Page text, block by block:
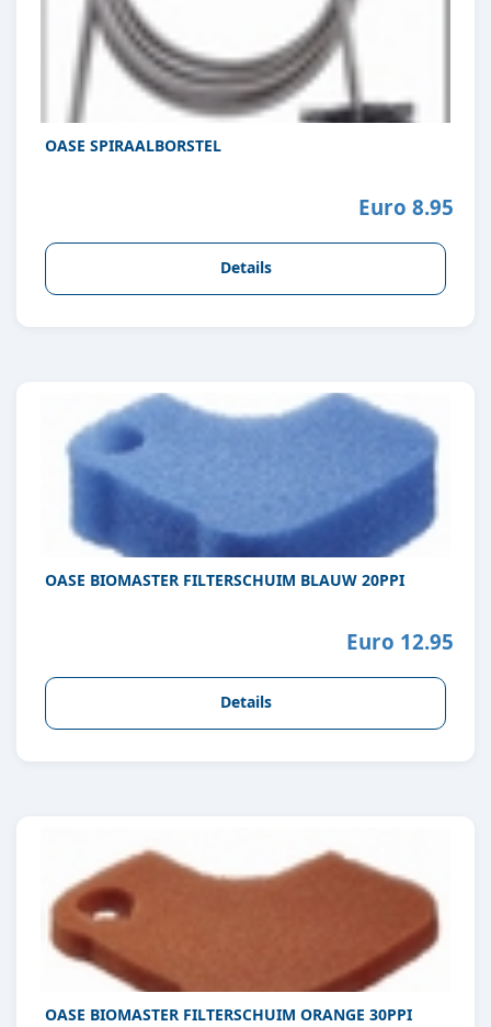
OASE SPIRAALBORSTEL
Euro 8.95
Details
OASE BIOMASTER FILTERSCHUIM BLAUW 20PPI
Euro 12.95
Details
OASE BIOMASTER FILTERSCHUIM ORANGE 30PPI